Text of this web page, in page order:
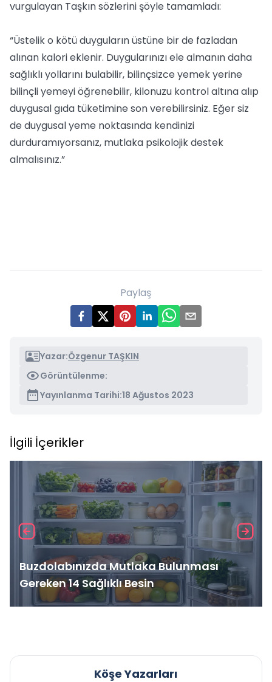
vurgulayan Taşkın sözlerini şöyle tamamladı:
“Üstelik o kötü duyguların üstüne bir de fazladan
alınan kalori eklenir. Duygularınızı ele almanın daha
sağlıklı yollarını bulabilir, bilinçsizce yemek yerine
bilinçli yemeyi öğrenebilir, kilonuzu kontrol altına alıp
duygusal gıda tüketimine son verebilirsiniz. Eğer siz
de duygusal yeme noktasında kendinizi
durduramıyorsanız, mutlaka psikolojik destek
almalısınız.”
Paylaş
Yazar:Özgenur TAŞKIN
Görüntülenme:
Yayınlanma Tarihi:18 Ağustos 2023
İlgili İçerikler
Buzdolabınızda Mutlaka Bulunması
Gereken 14 Sağlıklı Besin
Köşe Yazarları